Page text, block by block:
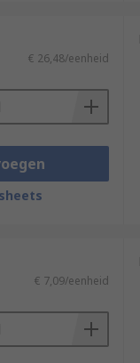
€ 26,48/eenheid
€ 7,09/eenheid